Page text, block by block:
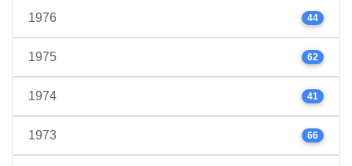
1976 44
1975 62
1974 41
1973 66